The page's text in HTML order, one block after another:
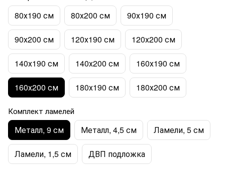
80х190 см 80х200 см 90х190 см
90х200 см 120х190 см 120х200 см
140х190 см 140х200 см 160х190 см
160х200 см 180х190 см 180х200 см
Комплект ламелей
Металл, 9 см Металл, 4,5 см Ламели, 5 см
Ламели, 1,5 см ДВП подложка